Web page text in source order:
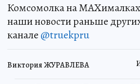
Комсомолка на
наши новости раньше
канале @truekpru
Виктория ЖУРАВЛЕВА